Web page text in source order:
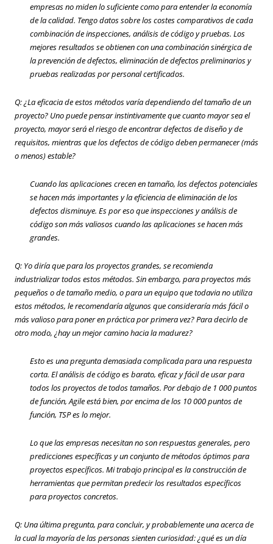
empresas no miden lo suficiente como para entender la economía
de la calidad. Tengo datos sobre los costes comparativos de cada
combinación de inspecciones, análisis de código y pruebas. Los
mejores resultados se obtienen con una combinación sinérgica de
la prevención de defectos, eliminación de defectos preliminarios y
pruebas realizadas por personal certificados.
Q: ¿La eficacia de estos métodos varía dependiendo del tamaño de un
proyecto? Uno puede pensar instintivamente que cuanto mayor sea el
proyecto, mayor será el riesgo de encontrar defectos de diseño y de
requisitos, mientras que los defectos de código deben permanecer (más
o menos) estable?
Cuando las aplicaciones crecen en tamaño, los defectospotenciales
se hacen más importantes y la eficiencia de eliminación de los
defectos disminuye. Es por eso que inspecciones y análisis de
código son más valiosos cuando las aplicaciones se hacen más
grandes.
Q: Yo diría que para los proyectos grandes, se recomienda
industrializar todos estos métodos. Sin embargo, para proyectos más
pequeños o de tamaño medio, o para un equipo que todavia no utiliza
estos métodos, le recomendaría algunosqueconsideraría más fácil o
más valioso para poner en práctica por primera vez? Para decirlo de
otro modo, ¿hay un mejor camino hacia la madurez?
Esto esuna preguntademasiada complicada para una respuesta
corta. El análisis de código es barato, eficaz y fácil de usar para
todos los proyectos de todos tamaños. Por debajo de 1 000 puntos
de función, Agile está bien, por encima de los 10 000 puntos de
función, TSP es lo mejor.
Lo que las empresas necesitan no son respuestas generales, pero
predicciones específicas y un conjunto de métodos óptimos para
proyectos específicos. Mi trabajo principal es la construcción de
herramientas que permitan predecir los resultados específicos
para proyectos concretos.
Q: Una última pregunta, para concluir, y probablemente unaacerca de
la cualla mayoría de las personas sienten curiosidad: ¿qué es un día